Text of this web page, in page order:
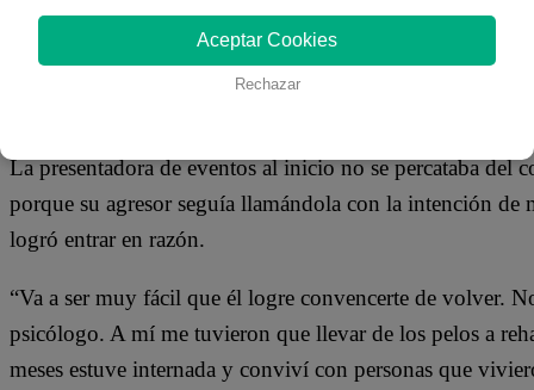
durante los cortes comerciales, ella se derrumbó y tuvo
Lady Guillén, y personal especializado.
La presentadora de eventos al inicio no se percataba del
porque su agresor seguía llamándola con la intención
logró entrar en razón.
“Va a ser muy fácil que él logre convencerte de volver.
psicólogo. A mí me tuvieron que llevar de los pelos a
meses estuve internada y conviví con personas que
Aceptar Cookies
Rechazar